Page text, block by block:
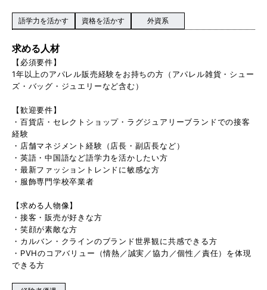
語学力を活かす 資格を活かす 外資系
求める人材
【必須要件】
1年以上のアパレル販売経験をお持ちの方（アパレル雑貨・シュー
ズ・バッグ・ジュエリーなど含む）
【歓迎要件】
・百貨店・セレクトショップ・ラグジュアリーブランドでの接客
経験
・店舗マネジメント経験（店長・副店長など）
・英語・中国語など語学力を活かしたい方
・最新ファッショントレンドに敏感な方
・服飾専門学校卒業者
【求める人物像】
・接客・販売が好きな方
・笑顔が素敵な方
・カルバン・クラインのブランド世界観に共感できる方
・PVHのコアバリュー（情熱／誠実／協力／個性／責任）を体現
できる方